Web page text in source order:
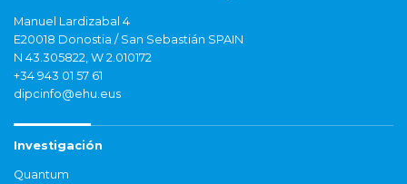
Manuel Lardizabal 4
E20018 Donostia / San Sebastián SPAIN
N 43.305822, W 2.010172
+34 943 01 57 61
dipcinfo@ehu.eus
Investigación
Quantum